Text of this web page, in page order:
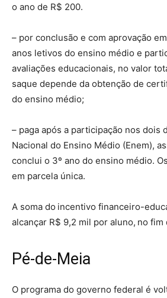
o ano de R$ 200.
– por conclusão e com aprovação
anos letivos do ensino médio e
avaliações educacionais, no valor
saque depende da obtenção de
do ensino médio;
– paga após a participação nos dois
Nacional do Ensino Médio (Enem),
conclui o 3º ano do ensino médio.
em parcela única.
A soma do incentivo financeiro-
alcançar R$ 9,2 mil por aluno, no
Pé-de-Meia
O programa do governo federal é